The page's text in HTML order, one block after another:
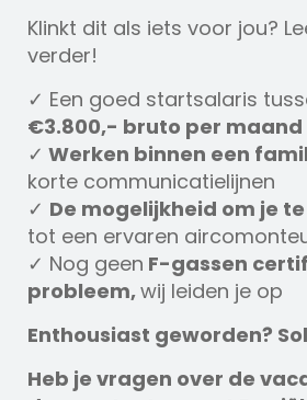
Klinkt dit als iets voor jou?
verder!
✓ Een goed startsalaris
€3.800,- bruto per maand
✓ Werken binnen een
korte communicatielijnen
✓ De mogelijkheid om je
tot een ervaren
✓ Nog geen F-gassen
probleem,wij leiden je op
Enthousiast geworden?
Heb je vragen over de